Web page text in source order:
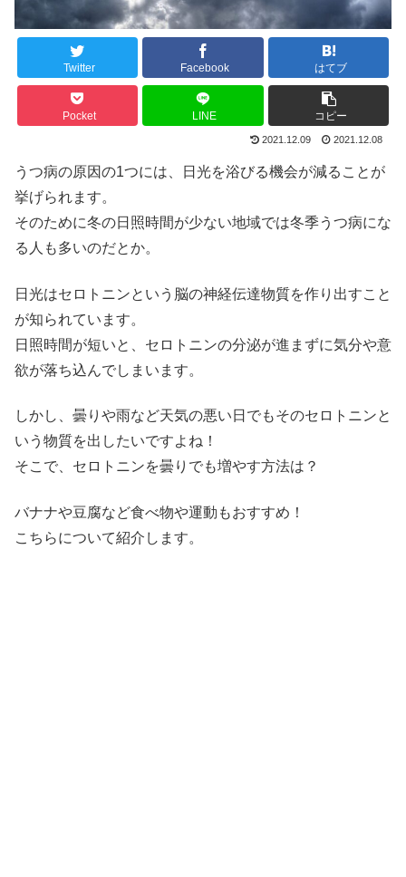
Twitter Facebook はてブ
Pocket LINE コピー
2021.12.09 2021.12.08
うつ病の原因の1つには、日光を浴びる機会が減ることが
挙げられます。
そのために冬の日照時間が少ない地域では冬季うつ病にな
る人も多いのだとか。
日光はセロトニンという脳の神経伝達物質を作り出すこと
が知られています。
日照時間が短いと、セロトニンの分泌が進まずに気分や意
欲が落ち込んでしまいます。
しかし、曇りや雨など天気の悪い日でもそのセロトニンと
いう物質を出したいですよね！
そこで、セロトニンを曇りでも増やす方法は？
バナナや豆腐など食べ物や運動もおすすめ！
こちらについて紹介します。